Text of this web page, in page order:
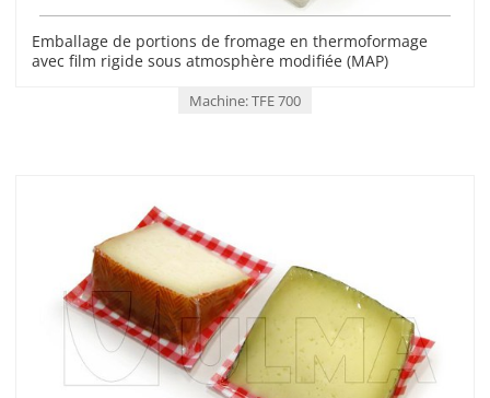
Emballage de portions de fromage en thermoformage
avec film rigide sous atmosphère modifiée (MAP)
Machine: TFE 700